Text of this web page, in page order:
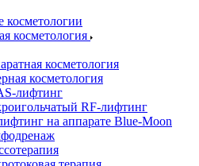
косметологии
косметология
косметология
косметология
лифтинг
RF-лифтинг
на аппарате Blue-Moon